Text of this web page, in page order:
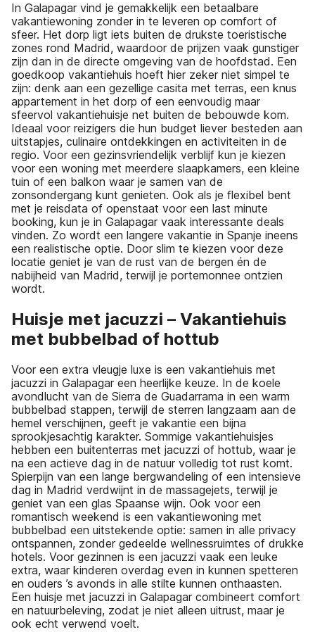
In Galapagar vind je gemakkelijk een betaalbare
vakantiewoning zonder in te leveren op comfort of
sfeer. Het dorp ligt iets buiten de drukste toeristische
zones rond Madrid, waardoor de prijzen vaak gunstiger
zijn dan in de directe omgeving van de hoofdstad. Een
goedkoop vakantiehuis hoeft hier zeker niet simpel te
zijn: denk aan een gezellige casita met terras, een knus
appartement in het dorp of een eenvoudig maar
sfeervol vakantiehuisje net buiten de bebouwde kom.
Ideaal voor reizigers die hun budget liever besteden aan
uitstapjes, culinaire ontdekkingen en activiteiten in de
regio. Voor een gezinsvriendelijk verblijf kun je kiezen
voor een woning met meerdere slaapkamers, een kleine
tuin of een balkon waar je samen van de
zonsondergang kunt genieten. Ook als je flexibel bent
met je reisdata of openstaat voor een last minute
booking, kun je in Galapagar vaak interessante deals
vinden. Zo wordt een langere vakantie in Spanje ineens
een realistische optie. Door slim te kiezen voor deze
locatie geniet je van de rust van de bergen én de
nabijheid van Madrid, terwijl je portemonnee ontzien
wordt.
Huisje met jacuzzi – Vakantiehuis
met bubbelbad of hottub
Voor een extra vleugje luxe is een vakantiehuis met
jacuzzi in Galapagar een heerlijke keuze. In de koele
avondlucht van de Sierra de Guadarrama in een warm
bubbelbad stappen, terwijl de sterren langzaam aan de
hemel verschijnen, geeft je vakantie een bijna
sprookjesachtig karakter. Sommige vakantiehuisjes
hebben een buitenterras met jacuzzi of hottub, waar je
na een actieve dag in de natuur volledig tot rust komt.
Spierpijn van een lange bergwandeling of een intensieve
dag in Madrid verdwijnt in de massagejets, terwijl je
geniet van een glas Spaanse wijn. Ook voor een
romantisch weekend is een vakantiewoning met
bubbelbad een uitstekende optie: samen in alle privacy
ontspannen, zonder gedeelde wellnessruimtes of drukke
hotels. Voor gezinnen is een jacuzzi vaak een leuke
extra, waar kinderen overdag even in kunnen spetteren
en ouders ’s avonds in alle stilte kunnen onthaasten.
Een huisje met jacuzzi in Galapagar combineert comfort
en natuurbeleving, zodat je niet alleen uitrust, maar je
ook echt verwend voelt.